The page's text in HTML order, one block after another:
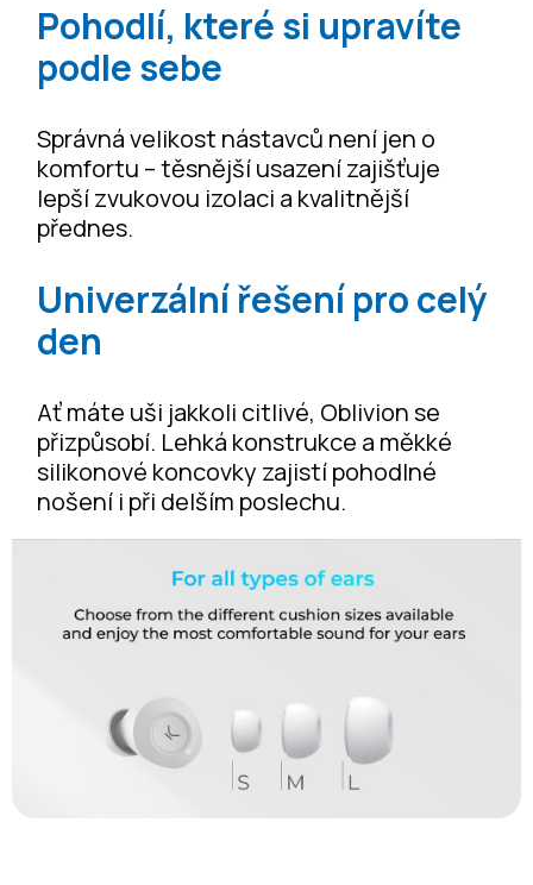
Pohodlí, které si upravíte
podle sebe
Správná velikost nástavců není jen o
komfortu – těsnější usazení zajišťuje
lepší zvukovou izolaci a kvalitnější
přednes.
Univerzální řešení pro celý
den
Ať máte uši jakkoli citlivé, Oblivion se
přizpůsobí. Lehká konstrukce a měkké
silikonové koncovky zajistí pohodlné
nošení i při delším poslechu.